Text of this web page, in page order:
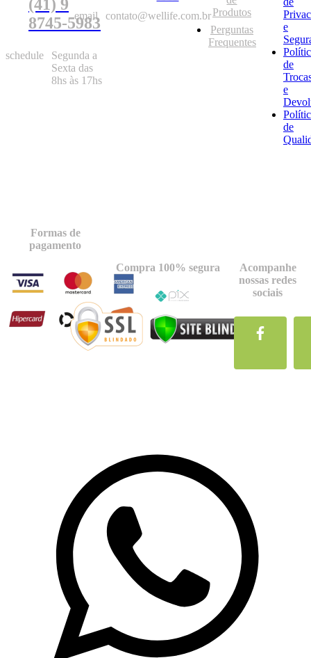
(41) 9
8745-5983
schedule
Segunda a
Sexta das
8hs às 17hs
email
contato@wellife.com.brProdutos
Perguntas
Frequentes
e
de
e
de
Formas de
pagamento
Compra 100% segura
Acompanhe
nossas redes
sociais